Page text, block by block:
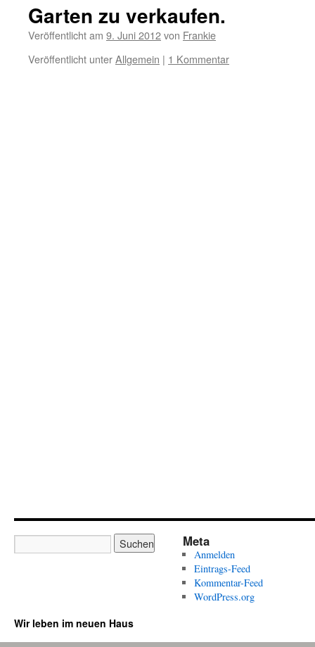
Garten zu verkaufen.
Veröffentlicht am 9. Juni 2012von Frankie
Veröffentlicht unterAllgemein | 1 Kommentar
Meta
Anmelden
Eintrags-Feed
Kommentar-Feed
WordPress.org
Wir leben im neuen Haus